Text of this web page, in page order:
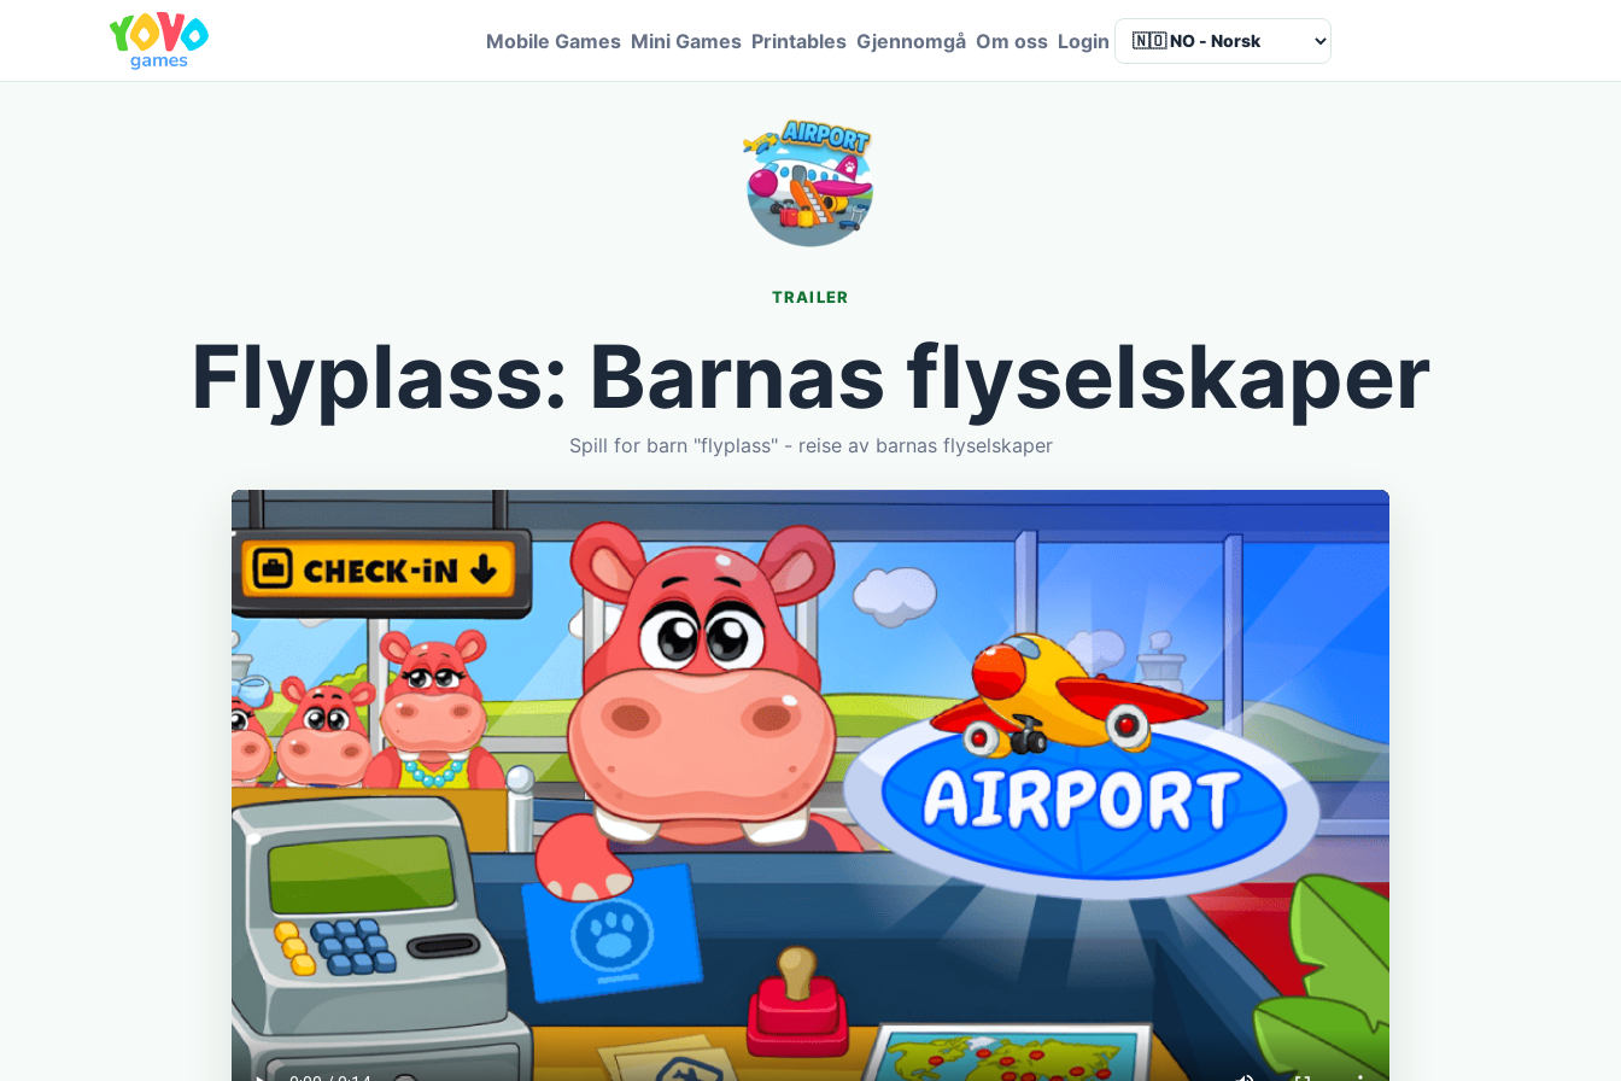
Mobile Games Mini Games Printables Gjennomgå Om oss Login Language
TRAILER
Flyplass: Barnas flyselskaper
Spill for barn "flyplass" - reise av barnas flyselskaper